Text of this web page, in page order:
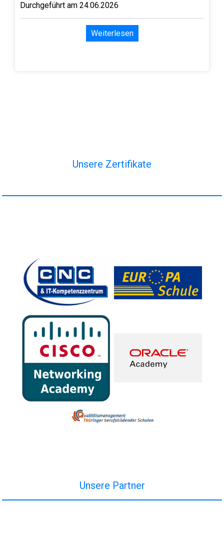
Durchgeführt am 24.06.2026
Weiterlesen
Unsere Zertifikate
Unsere Partner